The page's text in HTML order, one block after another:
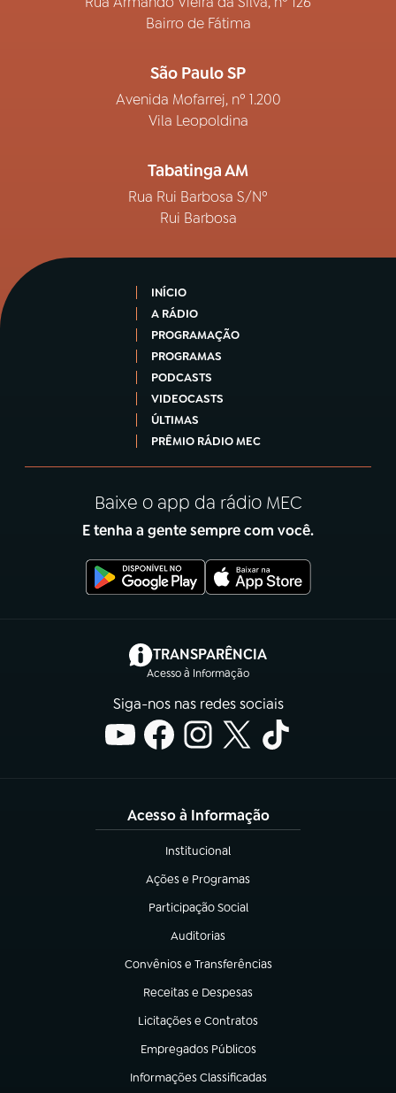
Bairro de Fátima
São Paulo SP
Avenida Mofarrej, nº 1.200
Vila Leopoldina
Tabatinga AM
Rua Rui Barbosa S/Nº
Rui Barbosa
INÍCIO
A RÁDIO
PROGRAMAÇÃO
PROGRAMAS
PODCASTS
VIDEOCASTS
ÚLTIMAS
PRÊMIO RÁDIO MEC
Baixe o app da rádio MEC
E tenha a gente sempre com você.
TRANSPARÊNCIA
Acesso à Informação
(abre em nova aba)
Siga-nos nas redes sociais
Acesso à Informação
Institucional
(abre em nova aba)
Ações e Programas
(abre em nova aba)
Participação Social
(abre em nova aba)
Auditorias
(abre em nova aba)
Convênios e Transferências
(abre em nova aba)
Receitas e Despesas
(abre em nova aba)
Licitações e Contratos
(abre em nova aba)
Empregados Públicos
(abre em nova aba)
Informações Classificadas
(abre em nova aba)